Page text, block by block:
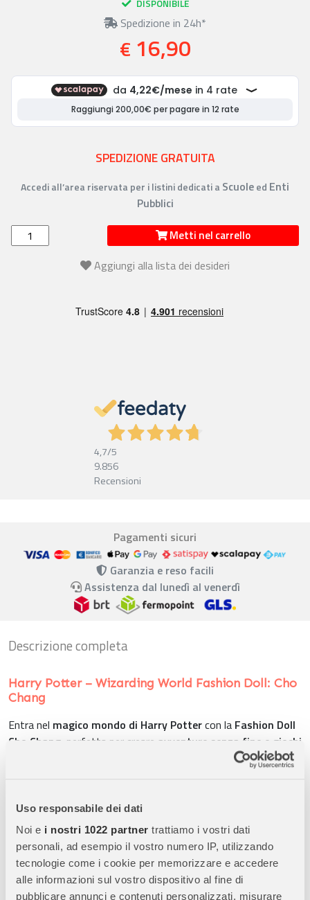
Uso responsabile dei dati
Noi e i nostri 1022 partner trattiamo i vostri dati
personali, ad esempio il vostro numero IP, utilizzando
tecnologie come i cookie per memorizzare e accedere
alle informazioni sul vostro dispositivo al fine di
pubblicare annunci e contenuti personalizzati, misurare
DISPONIBILE
Spedizione in 24h*
€ 16,90
SPEDIZIONE GRATUITA
Accedi all’area riservata per i listini dedicati a Scuoleed Enti
Pubblici
Metti nel carrello
Aggiungi alla lista dei desideri
4,7/5
9.856
Recensioni
Pagamenti sicuri
Garanzia e reso facili
Assistenza dal lunedì al venerdì
Descrizione completa
Harry Potter – Wizarding World Fashion Doll: Cho
Chang
Entra nel magico mondo di Harry Pottercon la Fashion Doll
Cho Chang , perfetta per creare avventure senza fine e giochi
Caratteristiche Principali:
Personaggio Iconico: IncludeCho Chang , pronta a vivere le
avventure tra le aule di Hogwarts e i corridoi della scuola di
magia.
Dettagli Realistici:Graziosi dettagli del viso,morbidi capelli